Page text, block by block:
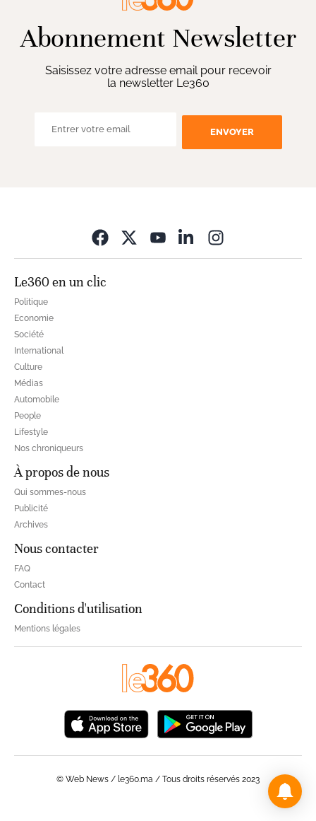
Abonnement Newsletter
Saisissez votre adresse email pour recevoir
la newsletter Le360
ENVOYER
Le360 en un clic
Politique
Economie
Société
International
Culture
Médias
Automobile
People
Lifestyle
Nos chroniqueurs
À propos de nous
Qui sommes-nous
Publicité
Archives
Nous contacter
FAQ
Contact
Conditions d'utilisation
Mentions légales
© Web News / le360.ma / Tous droits réservés 2023